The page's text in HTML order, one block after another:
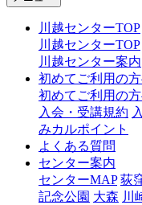
川越センターTOP
川越センターTOP
川越センター案内
初めてご利用の
初めてご利用の
入会・受講規約
みカルポイント
よくある質問
センター案内
センターMAP 荻
記念公園 大森 川